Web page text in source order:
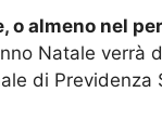
o almeno nel
Natale
di